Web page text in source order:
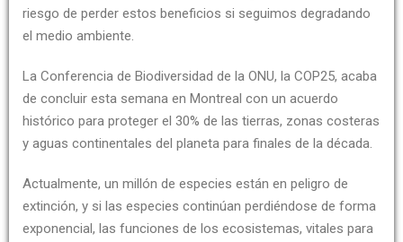
riesgo de perder estos beneficios si seguimos degradando
el medio ambiente.
La Conferencia de Biodiversidad de la ONU, la COP25, acaba
de concluir esta semana en Montreal con un acuerdo
histórico para proteger el 30% de las tierras, zonas costeras
y aguas continentales del planeta para finales de la década.
Actualmente, un millón de especies están en peligro de
extinción, y si las especies continúan perdiéndose de forma
exponencial, las funciones de los ecosistemas, vitales para